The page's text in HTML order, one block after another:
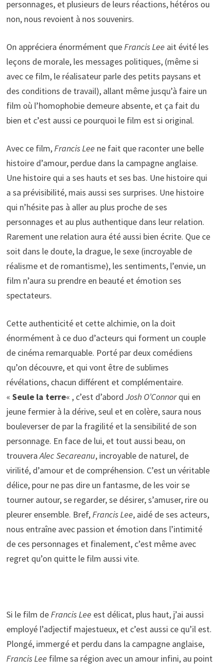
personnages, et plusieurs de leurs réactions, hétéros ou
non, nous revoient à nos souvenirs.
On appréciera énormément queFrancis Lee ait évité les
leçons de morale, les messages politiques, (même si
avec ce film, le réalisateur parle des petits paysans et
des conditions de travail), allant même jusqu’à faire un
film où l’homophobie demeure absente, et ça fait du
bien et c’est aussi ce pourquoi le film est si original.
Avec ce film,Francis Lee ne fait que raconter une belle
histoire d’amour, perdue dans la campagne anglaise.
Une histoire qui a ses hauts et ses bas. Une histoire qui
a sa prévisibilité, mais aussi ses surprises. Une histoire
qui n’hésite pas à aller au plus proche de ses
personnages et au plus authentique dans leur relation.
Rarement une relation aura été aussi bien écrite. Que ce
soit dans le doute, la drague, le sexe (incroyable de
réalisme et de romantisme), les sentiments, l’envie, un
film n’aura su prendre en beauté et émotion ses
spectateurs.
Cette authenticité et cette alchimie, on la doit
énormément à ce duo d’acteurs qui forment un couple
de cinéma remarquable. Porté par deux comédiens
qu’on découvre, et qui vont être de sublimes
révélations, chacun différent et complémentaire.
« Seule la terre« , c’est d’abord Josh O’Connorqui en
jeune fermier à la dérive, seul et en colère, saura nous
bouleverser de par la fragilité et la sensibilité de son
personnage. En face de lui, et tout aussi beau, on
trouveraAlec Secareanu, incroyable de naturel, de
virilité, d’amour et de compréhension. C’est un véritable
délice, pour ne pas dire un fantasme, de les voir se
tourner autour, se regarder, se désirer, s’amuser, rire ou
pleurer ensemble. Bref,Francis Lee, aidé de ses acteurs,
nous entraîne avec passion et émotion dans l’intimité
de ces personnages et finalement, c’est même avec
regret qu’on quitte le film aussi vite.
Si le film deFrancis Lee est délicat, plus haut, j’ai aussi
employé l’adjectif majestueux, et c’est aussi ce qu’il est.
Plongé, immergé et perdu dans la campagne anglaise,
Francis Lee filme sa région avec un amour infini, au point